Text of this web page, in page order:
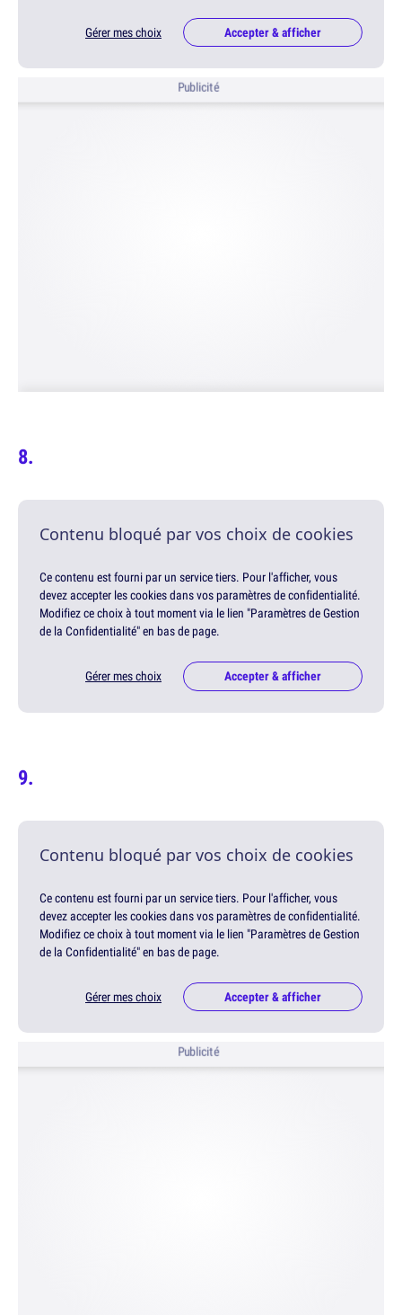
Gérer mes choix Accepter & afficher
Publicité
Contenu bloqué par vos choix de cookies
Ce contenu est fourni par un service tiers. Pour l'afficher, vous
devez accepter les cookies dans vos paramètres de confidentialité.
Modifiez ce choix à tout moment via le lien "Paramètres de Gestion
de la Confidentialité" en bas de page.
Gérer mes choix Accepter & afficher
Contenu bloqué par vos choix de cookies
Ce contenu est fourni par un service tiers. Pour l'afficher, vous
devez accepter les cookies dans vos paramètres de confidentialité.
Modifiez ce choix à tout moment via le lien "Paramètres de Gestion
de la Confidentialité" en bas de page.
Gérer mes choix Accepter & afficher
Publicité